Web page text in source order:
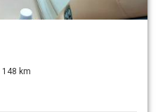
148 km